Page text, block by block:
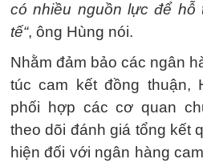
có nhiều nguồn lực để hỗ
tế“, ông Hùng nói.
Nhằm đảm bảo các ngân
túc cam kết đồng thuận,
phối hợp các cơ quan
theo dõi đánh giá tổng kết
hiện đối với ngân hàng